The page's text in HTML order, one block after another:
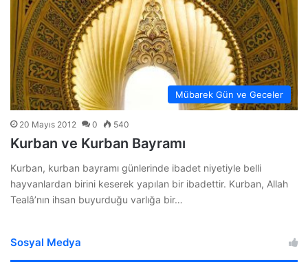
Mübarek Gün ve Geceler
20 Mayıs 2012 0 540
Kurban ve Kurban Bayramı
Kurban, kurban bayramı günlerinde ibadet niyetiyle belli
hayvanlardan birini keserek yapılan bir ibadettir. Kurban, Allah
Tealâ’nın ihsan buyurduğu varlığa bir…
Sosyal Medya